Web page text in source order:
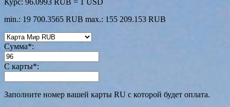
Курс: 96.0993 RUB = 1 USD
min.: 19 700.3565 RUB max.: 155 209.153 RUB
Сумма*:
С карты*:
Заполните номер вашей карты RU с которой будет оплата.